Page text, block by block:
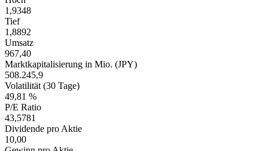
1,9348
Tief
1,8892
Umsatz
967,40
Marktkapitalisierung in Mio. (JPY)
508.245,9
Volatilität (30 Tage)
49,81 %
P/E Ratio
43,5781
Dividende pro Aktie
10,00